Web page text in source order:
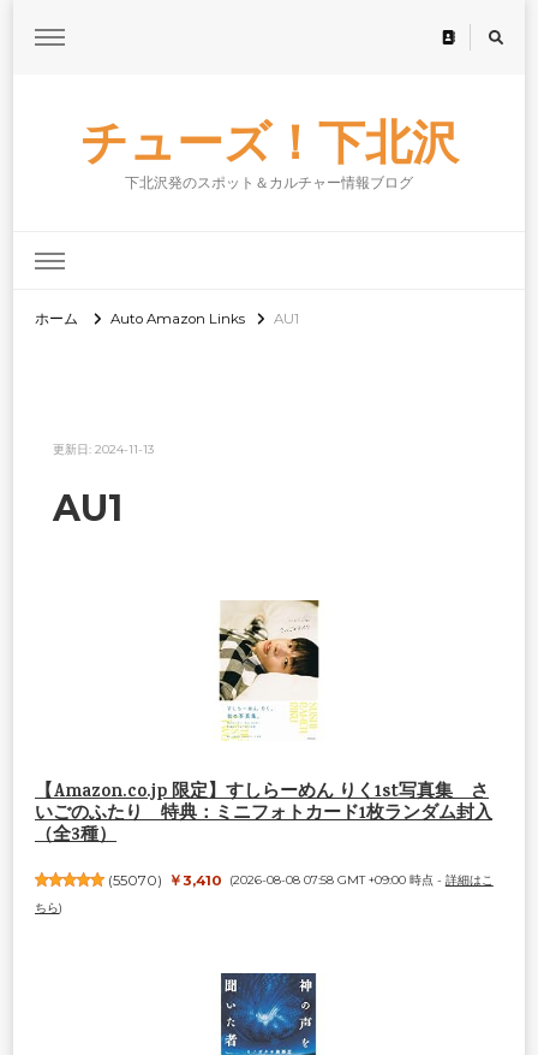
チューズ！下北沢
下北沢発のスポット＆カルチャー情報ブログ
ホーム Auto Amazon Links AU1
更新日: 2024-11-13
AU1
【Amazon.co.jp 限定】すしらーめん りく1st写真集 さ
いごのふたり 特典：ミニフォトカード1枚ランダム封入
（全3種）
(55070) ￥3,410 (2026-08-08 07:58 GMT +09:00 時点 - 詳細はこ
ちら)